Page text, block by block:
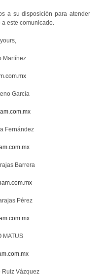
a su disposición para atender
este comunicado.
Martínez
García
Fernández
Barrera
Pérez
MATUS
Ruiz Vázquez